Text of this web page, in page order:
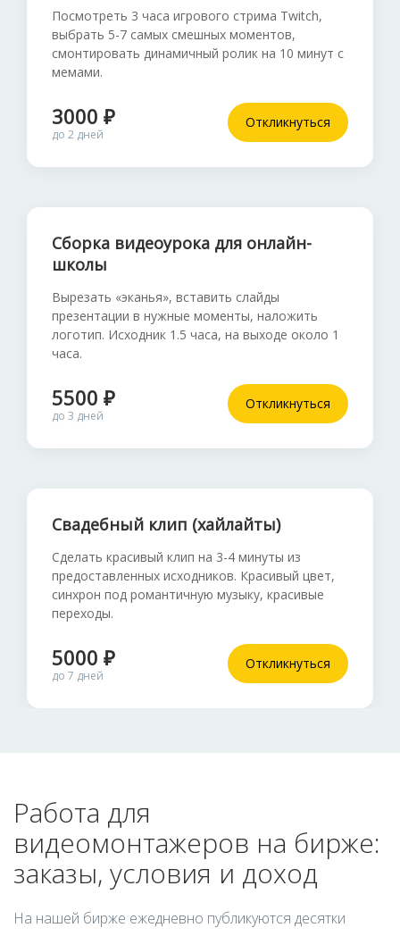
Посмотреть 3 часа игрового стрима Twitch,
выбрать 5-7 самых смешных моментов,
смонтировать динамичный ролик на 10 минут с
мемами.
3000 ₽
до 2 дней
Откликнуться
Сборка видеоурока для онлайн-
школы
Вырезать «эканья», вставить слайды
презентации в нужные моменты, наложить
логотип. Исходник 1.5 часа, на выходе около 1
часа.
5500 ₽
до 3 дней
Откликнуться
Свадебный клип (хайлайты)
Сделать красивый клип на 3-4 минуты из
предоставленных исходников. Красивый цвет,
синхрон под романтичную музыку, красивые
переходы.
5000 ₽
до 7 дней
Откликнуться
Работа для
видеомонтажеров на бирже:
заказы, условия и доход
На нашей бирже ежедневно публикуются десятки